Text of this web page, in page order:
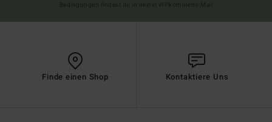
Finde einen Shop Kontaktiere Uns